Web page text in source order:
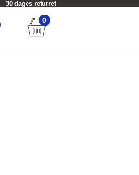
30 dages returret
0